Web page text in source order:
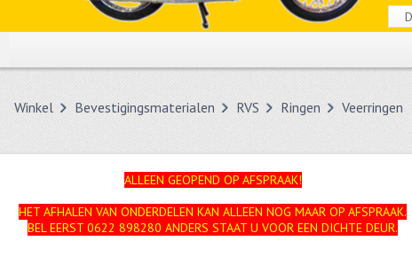
Winkel Bevestigingsmaterialen RVS Ringen Veerringen
ALLEEN GEOPEND OP AFSPRAAK!
HET AFHALEN VAN ONDERDELEN KAN ALLEEN NOG MAAR OP AFSPRAAK.
BEL EERST 0622 898280 ANDERS STAAT U VOOR EEN DICHTE DEUR.